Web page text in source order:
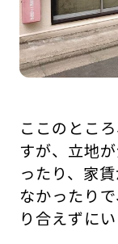
ここのとこ
すが、立地
ったり、家
なかったり
り合えずにい